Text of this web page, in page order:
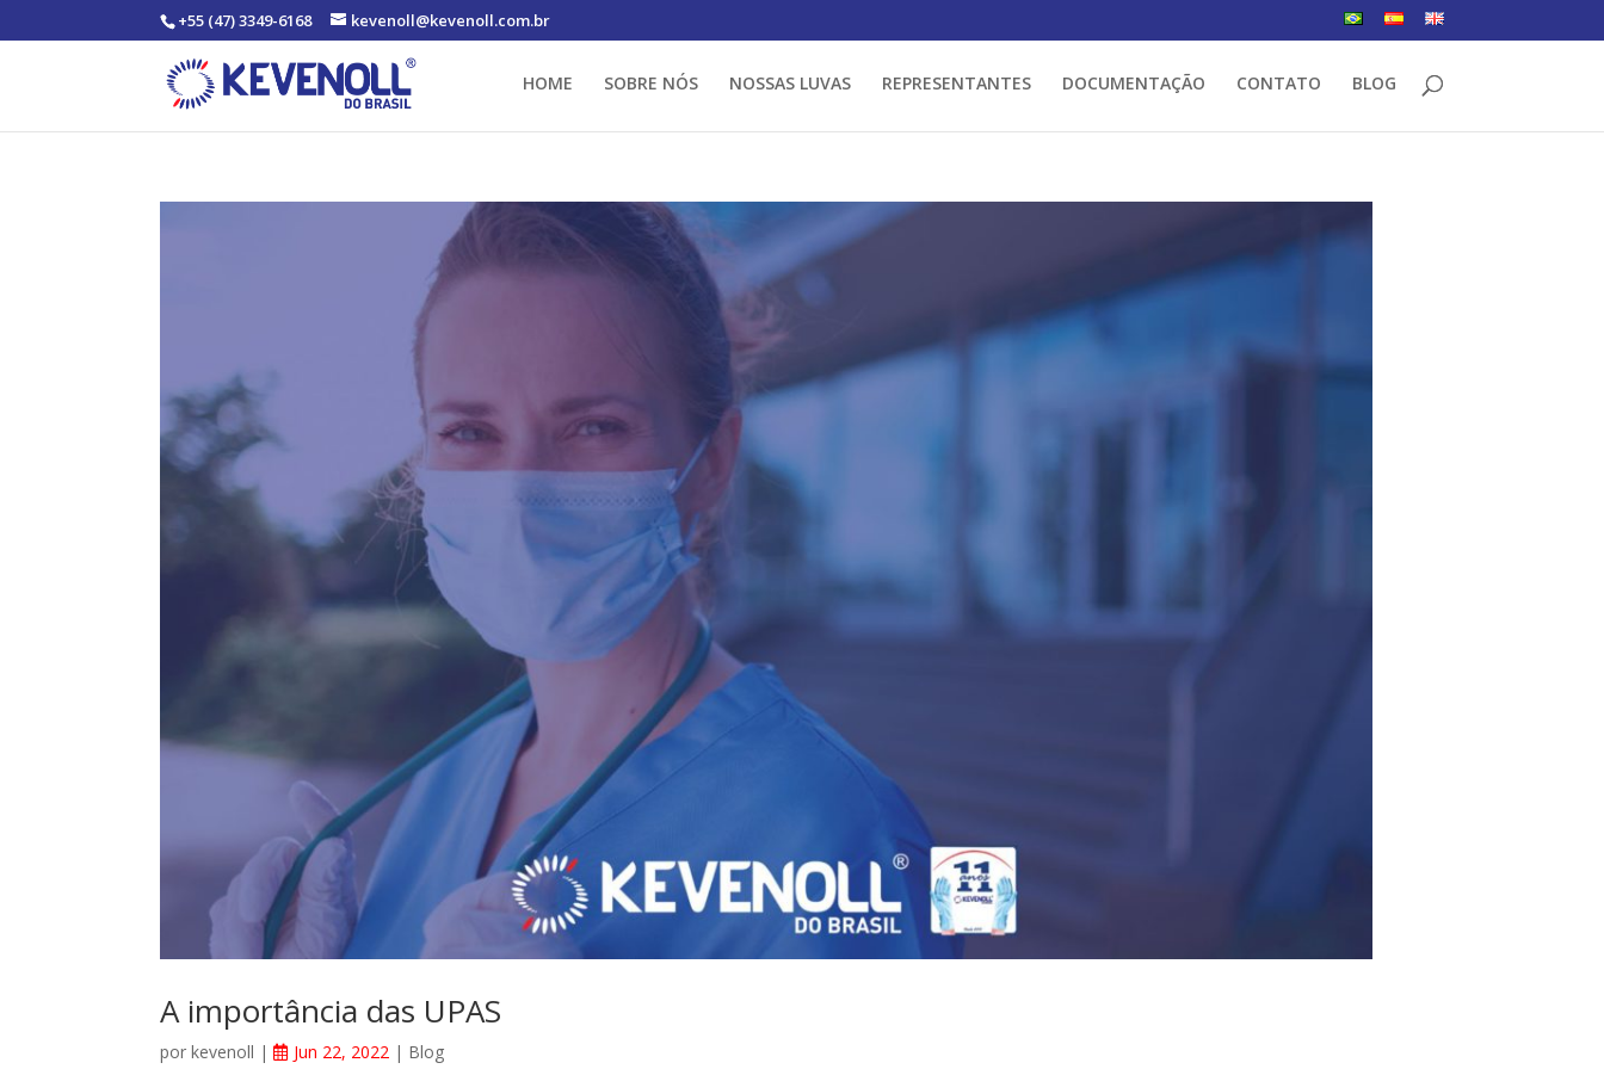
+55 (47) 3349-6168 kevenoll@kevenoll.com.br
HOME SOBRE NÓS NOSSAS LUVAS REPRESENTANTES DOCUMENTAÇÃO CONTATO BLOG
A importância das UPAS
porkevenoll | Jun 22, 2022 | Blog